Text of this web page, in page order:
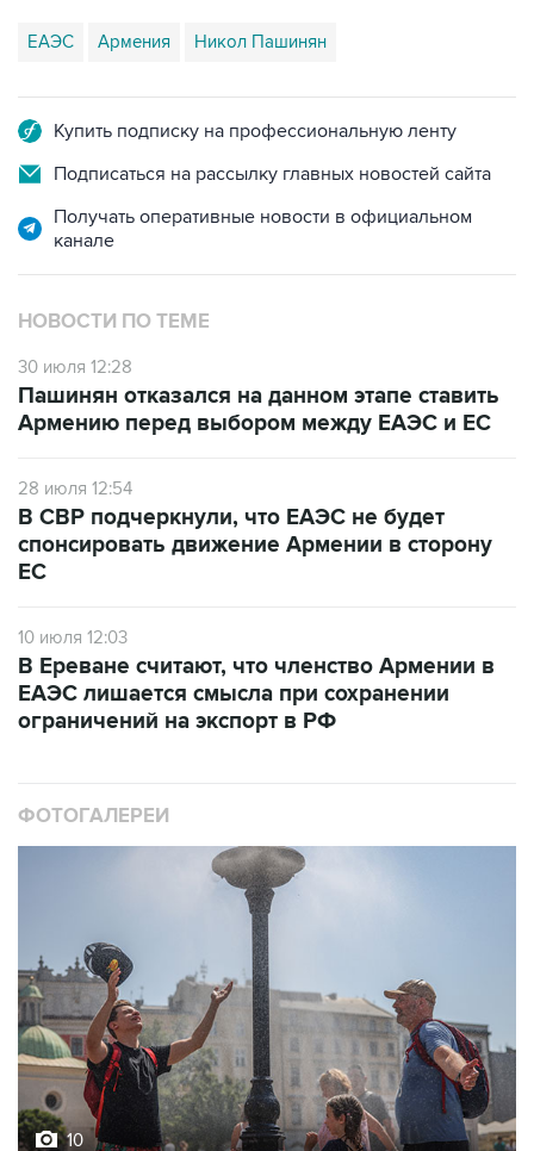
ЕАЭС Армения Никол Пашинян
Купить подписку на профессиональную ленту
Подписаться на рассылку главных новостей сайта
Получать оперативные новости в официальном
канале
НОВОСТИ ПО ТЕМЕ
30 июля 12:28
Пашинян отказался на данном этапе ставить
Армению перед выбором между ЕАЭС и ЕС
28 июля 12:54
В СВР подчеркнули, что ЕАЭС не будет
спонсировать движение Армении в сторону
ЕС
10 июля 12:03
В Ереване считают, что членство Армении в
ЕАЭС лишается смысла при сохранении
ограничений на экспорт в РФ
ФОТОГАЛЕРЕИ
10